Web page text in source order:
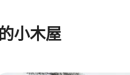
小木屋